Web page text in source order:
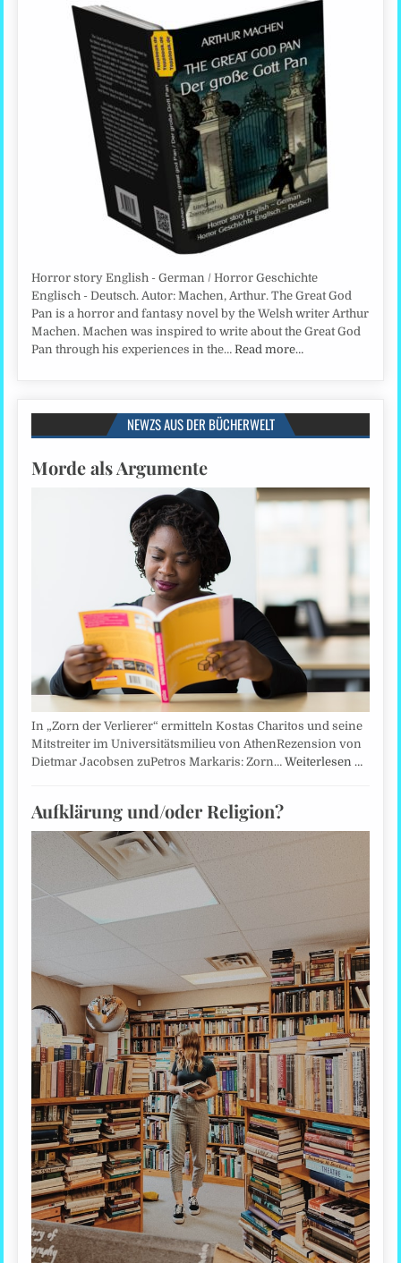
Horror story English - German / Horror Geschichte
Englisch - Deutsch. Autor: Machen, Arthur. The Great God
Pan is a horror and fantasy novel by the Welsh writer Arthur
Machen. Machen was inspired to write about the Great God
Pan through his experiences in the…Read more…
NEWZS AUS DER BÜCHERWELT
Morde als Argumente
In „Zorn der Verlierer“ ermitteln Kostas Charitos und seine
Mitstreiter im Universitätsmilieu von AthenRezension von
Dietmar Jacobsen zuPetros Markaris: Zorn…Weiterlesen …
Aufklärung und/oder Religion?